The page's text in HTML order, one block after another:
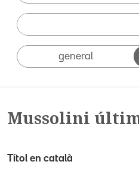
general
Mussolini
Títol en català